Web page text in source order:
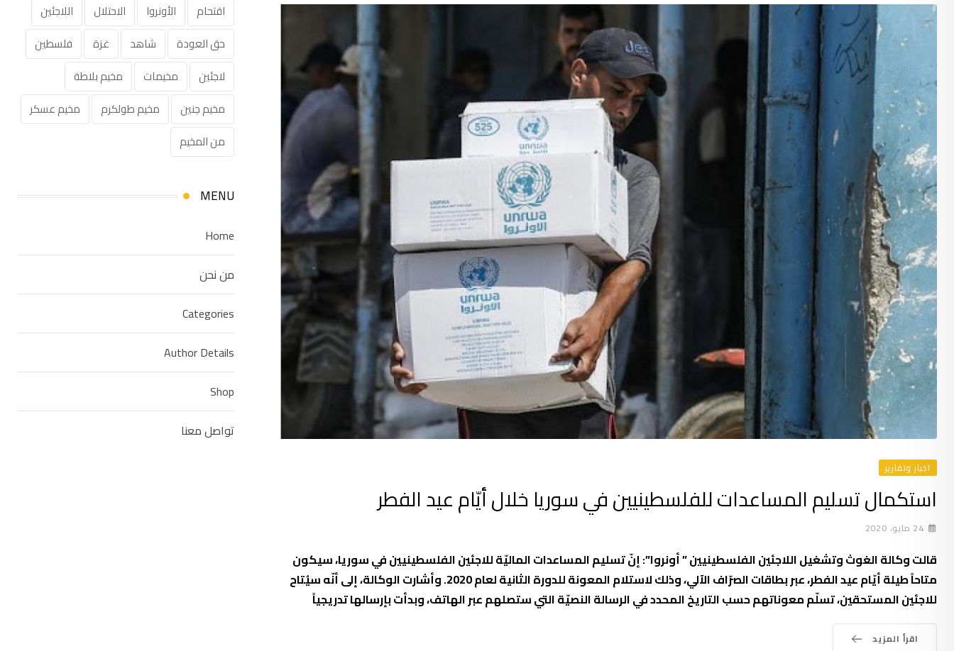
اخبار وتقارير
استكمال تسليم المساعدات للفلسطينيين في سوريا خلال أيّام عيد الفطر
24 مايو، 2020
قالت وكالة الغوث وتشغيل اللاجئين الفلسطينيين ” أونروا”: إنّ تسليم المساعدات الماليّة للاجئين الفلسطينيين في سوريا، سيكون
متاحاً طيلة أيّام عيد الفطر، عبر بطاقات الصرّاف الآلي، وذلك لاستلام المعونة للدورة الثانية لعام 2020. وأشارت الوكالة، إلى أنّه سيُتاح
للاجئين المستحقين، تسلّم معوناتهم حسب التاريخ المحدد في الرسالة النصيّة التي ستصلهم عبر الهاتف، وبدأت بإرسالها تدريجياً
اقرأ المزيد
اقتحام الأونروا الاحتلال
اللاجئين
حق العودة
شاهد غزة
فلسطين
لاجئين
مخيمات
مخيم بلاطة
مخيم جنين
مخيم طولكرم
مخيم عسكر
من المخيم
MENU
Home
من نحن
Categories
Author Details
Shop
تواصل معنا